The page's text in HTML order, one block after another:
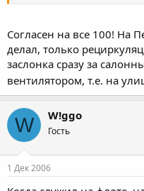
Согласен на все 100! На
делал, только
заслонка сразу за
вентилятором, т.е. на
W W!ggo
Гость
1 Дек 2006